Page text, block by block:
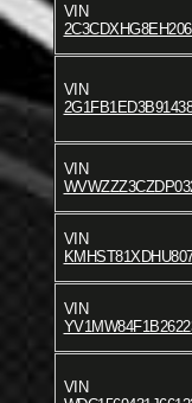
VIN
VIN
VIN
VIN
VIN
VIN